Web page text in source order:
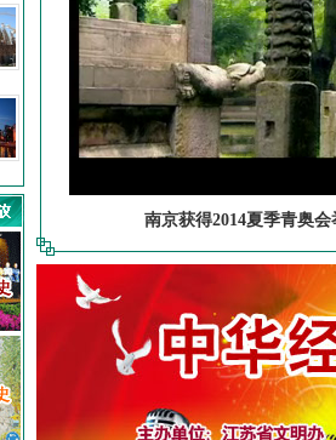
南京获得2014夏季青奥会